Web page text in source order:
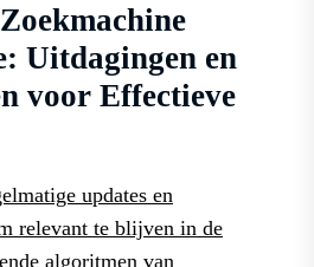
Uitdagingen en
voor Effectieve
updates en
relevant te blijven in de
algoritmen van